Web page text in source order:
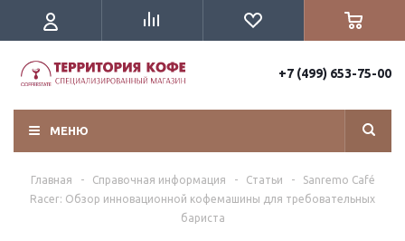
+7 (499) 653-75-00
МЕНЮ
Главная - Справочная информация - Статьи -
Sanremo Café
Racer: Обзор инновационной кофемашины для требовательных
бариста